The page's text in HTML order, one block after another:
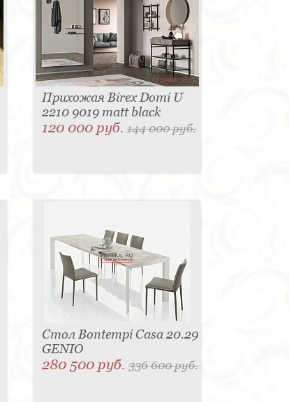
Прихожая Birex Domi U
2210 9019 matt black
120 000 руб.144 000 руб.
Стол Bontempi Casa 20.29
GENIO
280 500 руб.336 600 руб.